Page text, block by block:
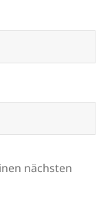
nächsten